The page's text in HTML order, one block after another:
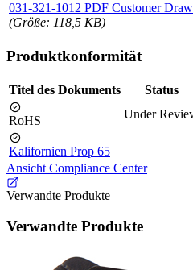
031-321-1012 PDF Customer
(Größe: 118,5 KB)
Produktkonformität
Titel des Dokuments Status
RoHS Under
Kalifornien Prop 65
Ansicht Compliance Center
Verwandte Produkte
Verwandte Produkte